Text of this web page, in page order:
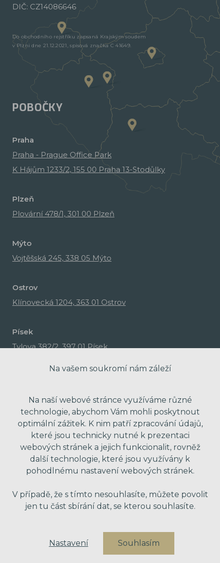
DIČ: CZ14086646
Do obchodního rejstříku zapsaná Krajským soudem
v Plzni dne 21.12.2021, spisová značka C 41649.
POBOČKY
Praha
Praha - Prague Office Park
K Hájům 1233/2, 155 00 Praha 13-Stodůlky
Plzeň
Plovární 478/1, 301 00 Plzeň
Mýto
Vojtěšská 245, 338 05 Mýto
Ostrov
Klínovecká 1204, 363 01 Ostrov
Písek
Tylova 382/2, 397 01 Písek
Na vašem soukromí nám záleží
Na naší webové stránce využíváme různé
technologie, abychom Vám mohli poskytnout
optimální zážitek. K nim patří zpracování údajů,
které jsou technicky nutné k prezentaci
webových stránek a jejich funkcionalit, rovněž
další technologie, které jsou využívány k
pohodlnému nastavení webových stránek.
V případě, že s tímto nesouhlasíte, můžete povolit
jen tu část sbírání dat, se kterou souhlasíte.
Nastavení Souhlasím